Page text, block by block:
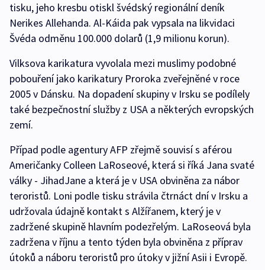
tisku, jeho kresbu otiskl švédský regionální deník
Nerikes Allehanda. Al-Káida pak vypsala na likvidaci
Švéda odměnu 100.000 dolarů (1,9 milionu korun).
Vilksova karikatura vyvolala mezi muslimy podobné
pobouření jako karikatury Proroka zveřejněné v roce
2005 v Dánsku. Na dopadení skupiny v Irsku se podílely
také bezpečnostní služby z USA a některých evropských
zemí.
Případ podle agentury AFP zřejmě souvisí s aférou
Američanky Colleen LaRoseové, která si říká Jana svaté
války - JihadJane a která je v USA obviněna za nábor
teroristů. Loni podle tisku strávila čtrnáct dní v Irsku a
udržovala údajně kontakt s Alžířanem, který je v
zadržené skupině hlavním podezřelým. LaRoseová byla
zadržena v říjnu a tento týden byla obviněna z příprav
útoků a náboru teroristů pro útoky v jižní Asii i Evropě.